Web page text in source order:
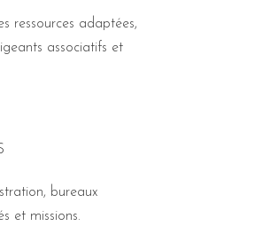
ressources adaptées,
associatifs et
bureaux
et missions.